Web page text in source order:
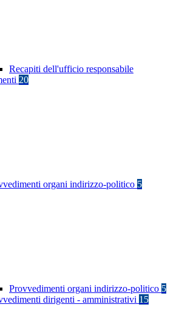
Recapiti dell'ufficio responsabile
20
organi indirizzo-politico 5
Provvedimenti organi indirizzo-politico 5
dirigenti - amministrativi 15